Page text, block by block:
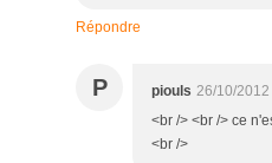
Répondre
P piouls 26/10/2012
<br /> <br /> ce
<br />